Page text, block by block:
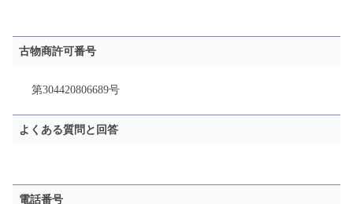
古物商許可番号
第304420806689号
よくある質問と回答
電話番号